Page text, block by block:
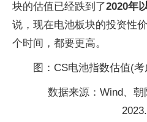
块的估值已经跌到了2020年
说，现在电池板块的投资性
个时间，都要更高。
图：CS电池指数估值(
数据来源：Wind、朝